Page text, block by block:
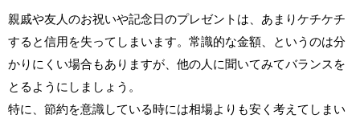
親戚や友人のお祝いや記念日のプレゼントは、あまりケチケチ
すると信用を失ってしまいます。常識的な金額、というのは分
かりにくい場合もありますが、他の人に聞いてみてバランスを
とるようにしましょう。
特に、節約を意識している時には相場よりも安く考えてしまい